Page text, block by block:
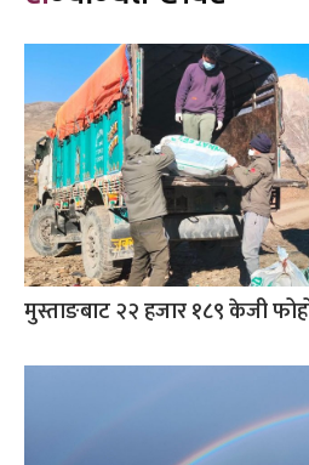
मुस्ताङबाट २२ हजार १८९ केजी